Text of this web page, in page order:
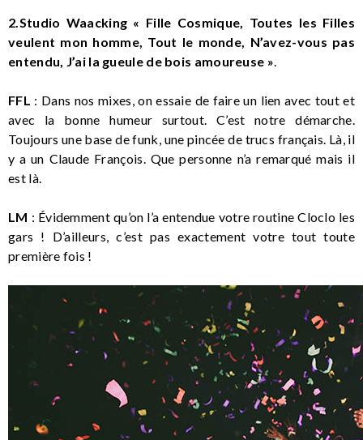
2.Studio Waacking « Fille Cosmique, Toutes les Filles
veulent mon homme, Tout le monde, N’avez-vous pas
entendu, J’ai la gueule de bois amoureuse »
FFL : Dans nos mixes, on essaie de faire un lien avec tout et
avec la bonne humeur surtout. C’est notre démarche.
Toujours une base de funk, une pincée de trucs français. Là, il
y a un Claude François. Que personne n’a remarqué mais il
est là.
LM : Évidemment qu’on l’a entendue votre routine Cloclo les
gars ! D’ailleurs, c’est pas exactement votre tout toute
première fois !